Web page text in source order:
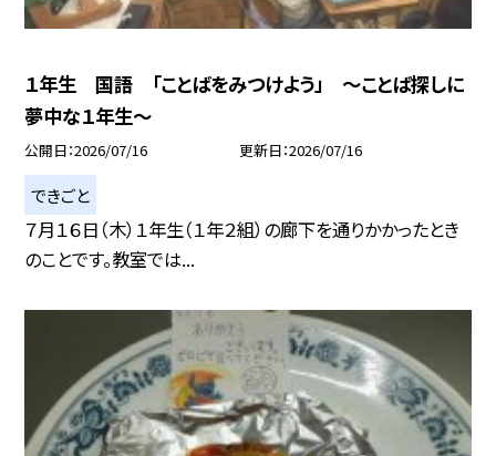
１年生 国語 「ことばをみつけよう」 ～ことば探しに
夢中な１年生～
公開日 2026/07/16 更新日 2026/07/16
できごと
７月１６日（木）１年生（１年２組）の廊下を通りかかったとき
のことです。教室では...